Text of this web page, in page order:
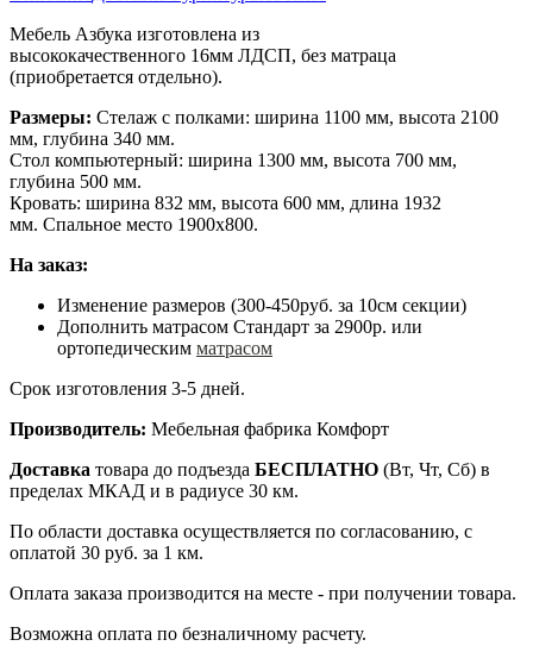
Мебель Азбука изготовлена из
высококачественного 16мм ЛДСП, без матраца
(приобретается отдельно).
Размеры: Стелаж с полками: ширина 1100 мм, высота 2100
мм, глубина 340 мм.
Стол компьютерный: ширина 1300 мм, высота 700 мм,
глубина 500 мм.
Кровать: ширина 832 мм, высота 600 мм, длина 1932
мм. Спальное место 1900х800.
На заказ:
Изменение размеров (300-450руб. за 10см секции)
Дополнить матрасом Стандарт за 2900р. или
ортопедическим матрасом
Срок изготовления 3-5 дней.
Производитель: Мебельная фабрика Комфорт
Доставка товара до подъезда БЕСПЛАТНО (Вт, Чт, Сб) в
пределах МКАД и в радиусе 30 км.
По области доставка осуществляется по согласованию, с
оплатой 30 руб. за 1 км.
Оплата заказа производится на месте - при получении товара.
Возможна оплата по безналичному расчету.